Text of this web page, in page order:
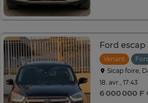
Venant
Sicap foire,
18. avr., 17:43
6 000 000 F